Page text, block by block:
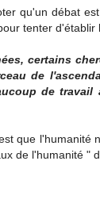
qu'un débat
tenter d'établir
certains
de
de
que l'humanité
de l'humanité "